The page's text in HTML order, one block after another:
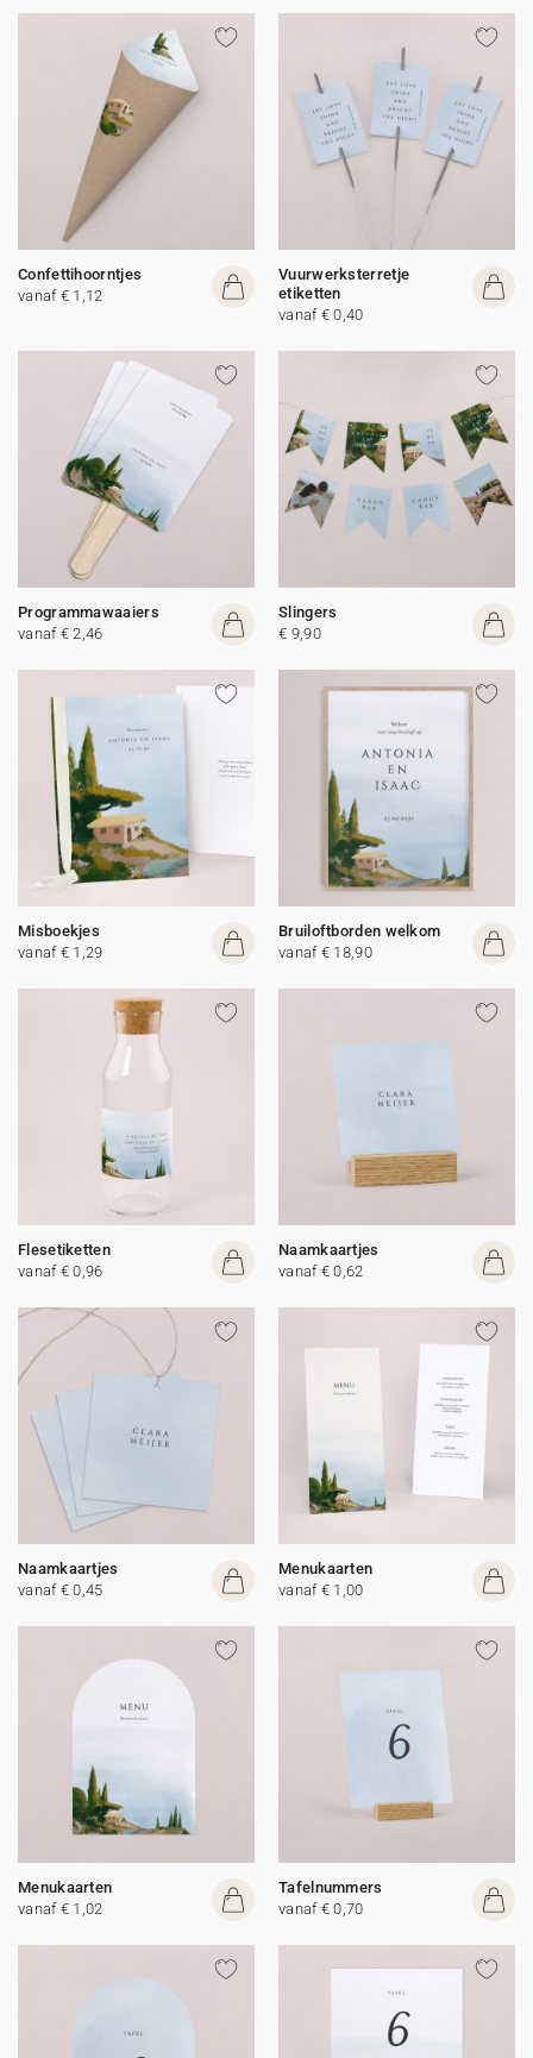
Confettihoorntjes
vanaf € 1,12
Vuurwerksterretje
etiketten
vanaf € 0,40
Programmawaaiers
vanaf € 2,46
Slingers
€ 9,90
Misboekjes
vanaf € 1,29
Bruiloftborden welkom
vanaf € 18,90
Flesetiketten
vanaf € 0,96
Naamkaartjes
vanaf € 0,62
Naamkaartjes
vanaf € 0,45
Menukaarten
vanaf € 1,00
Menukaarten
vanaf € 1,02
Tafelnummers
vanaf € 0,70